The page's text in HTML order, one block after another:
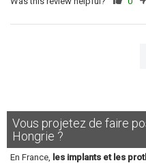
Vous projetez de faire
Hongrie ?
En France, les implants et les